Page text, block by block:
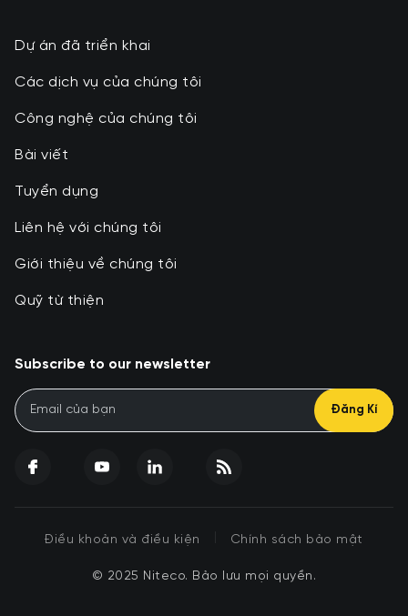
Dự án đã triển khai
Các dịch vụ của chúng tôi
Công nghệ của chúng tôi
Bài viết
Tuyển dụng
Liên hệ với chúng tôi
Giới thiệu về chúng tôi
Quỹ từ thiện
Subscribe to our newsletter
Đăng Kí
Điều khoản và điều kiện Chính sách bảo mật
© 2025 Niteco. Bảo lưu mọi quyền.